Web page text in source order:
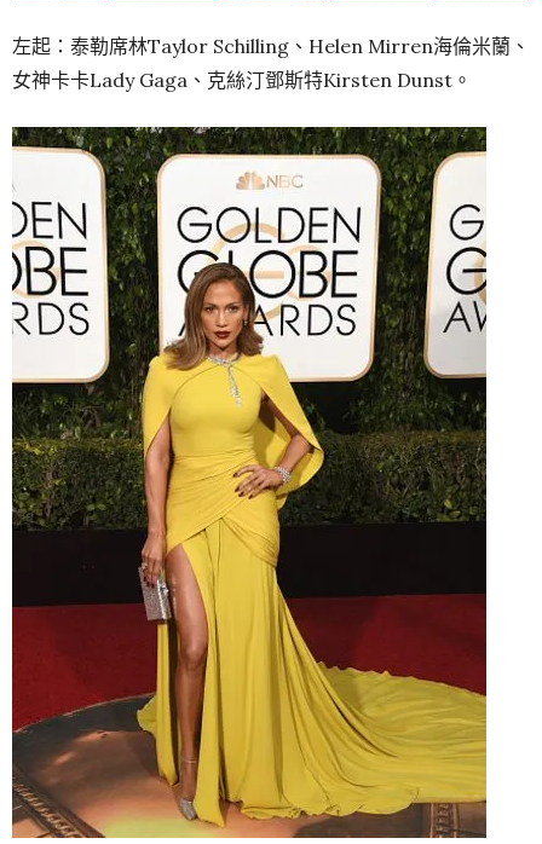
左起：泰勒席林Taylor Schilling、Helen Mirren海倫米蘭、
女神卡卡Lady Gaga、克絲汀鄧斯特Kirsten Dunst。